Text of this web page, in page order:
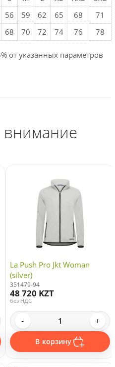
56 59 62 65 68
71
68 70 72 74 76 78
от указанных параметров
внимание
La Push Pro Jkt Woman
(silver)
351479-94
48 720 KZT
без НДС
- +
В корзину